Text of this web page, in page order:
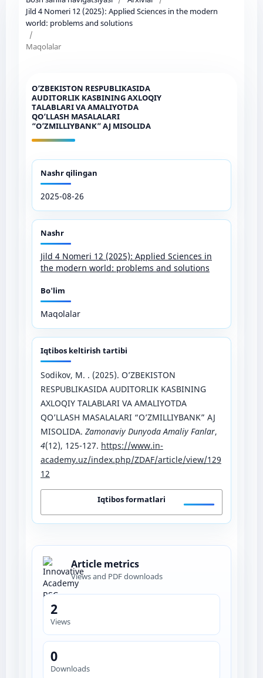
Jild 4 Nomeri 12 (2025): Applied Sciences in the modern
world: problems and solutions
/
Maqolalar
O’ZBEKISTON RESPUBLIKASIDA
AUDITORLIK KASBINING AXLOQIY
TALABLARI VA AMALIYOTDA
QO’LLASH MASALALARI
“O’ZMILLIYBANK” AJ MISOLIDA
Nashr qilingan
2025-08-26
Nashr
Jild 4 Nomeri 12 (2025): Applied Sciences in
the modern world: problems and solutions
Bo'lim
Maqolalar
Iqtibos keltirish tartibi
Sodikov, M. . (2025). O’ZBEKISTON
RESPUBLIKASIDA AUDITORLIK KASBINING
AXLOQIY TALABLARI VA AMALIYOTDA
QO’LLASH MASALALARI “O’ZMILLIYBANK” AJ
MISOLIDA. Zamonaviy Dunyoda Amaliy Fanlar,
4(12), 125-127. https://www.in-
academy.uz/index.php/ZDAF/article/view/129
12
Iqtibos formatlari
Article metrics
Views and PDF downloads
2
Views
0
Downloads